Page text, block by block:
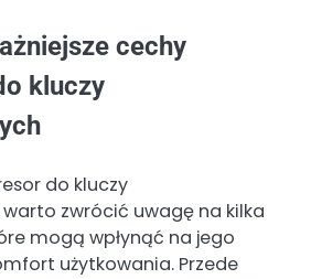
cechy
kluczy
do kluczy
zwrócić uwagę na kilka
mogą wpłynąć na jego
użytkowania. Przede